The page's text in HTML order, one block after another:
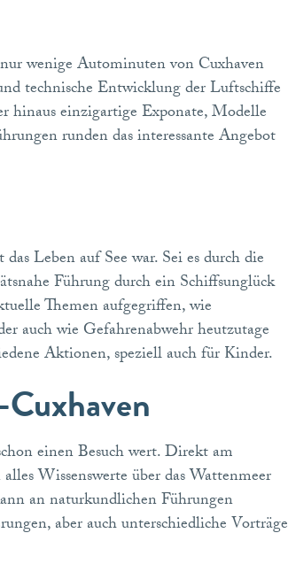
wenige Autominuten von Cuxhaven
technische Entwicklung der Luftschiffe
hinaus einzigartige Exponate, Modelle
runden das interessante Angebot
Leben auf See war. Sei es durch die
Führung durch ein Schiffsunglück
Themen aufgegriffen, wie
auch wie Gefahrenabwehr heutzutage
Aktionen, speziell auch für Kinder.
einen Besuch wert. Direkt am
Wissenswerte über das Wattenmeer
an naturkundlichen Führungen
aber auch unterschiedliche Vorträge